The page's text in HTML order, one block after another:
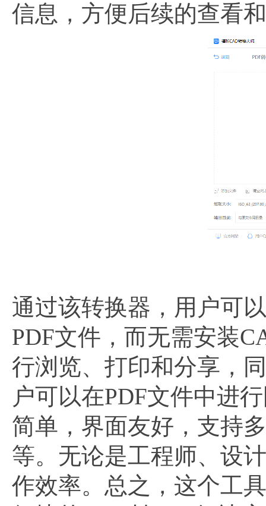
信息，方便后续的查看
通过该转换器，用户可
PDF文件，而无需安装
行浏览、打印和分享，
户可以在PDF文件中进
简单，界面友好，支持
等。无论是工程师、设
作效率。总之，这个工